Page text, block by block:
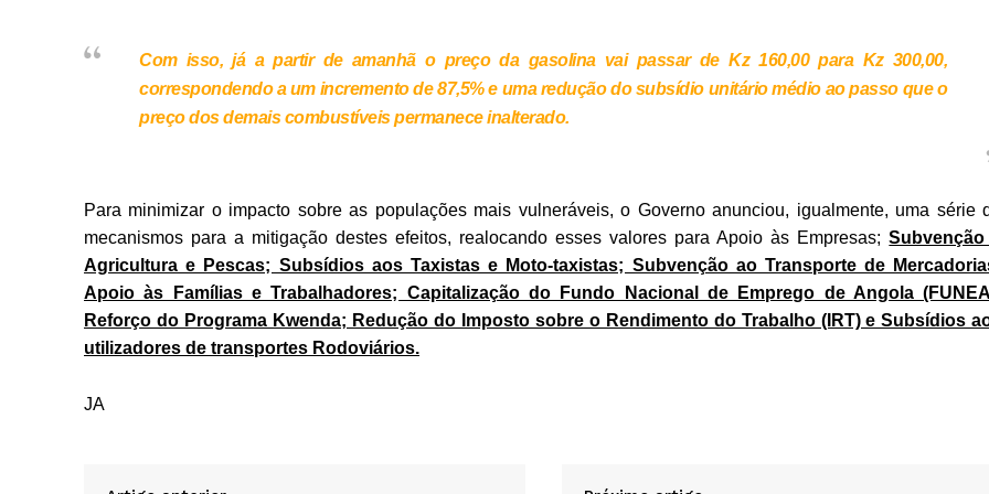
Com isso, já a partir de amanhã o preço da gasolina vai passar de Kz 160,00 para Kz 300,00,
correspondendo a um incremento de 87,5% e uma redução do subsídio unitário médio ao passo que o
preço dos demais combustíveis permanece inalterado.
Para minimizar o impacto sobre as populações mais vulneráveis, o Governo anunciou, igualmente, uma série
mecanismos para a mitigação destes efeitos, realocando esses valores para Apoio às Empresas;
Agricultura e Pescas; Subsídios aos Taxistas e Moto-taxistas; Subvenção ao Transporte de
Apoio às Famílias e Trabalhadores; Capitalização do Fundo Nacional de Emprego de Angola
Reforço do Programa Kwenda; Redução do Imposto sobre o Rendimento do Trabalho (IRT) e Subsídios
utilizadores de transportes Rodoviários.
JA